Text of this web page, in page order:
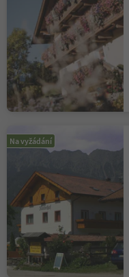
Na vyžádání